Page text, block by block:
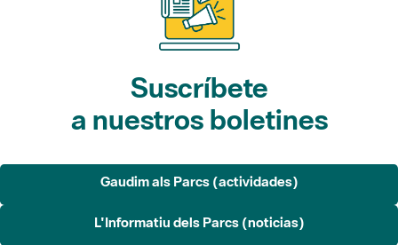
Suscríbete
a nuestros boletines
L'Informatiu dels Parcs (noticias)